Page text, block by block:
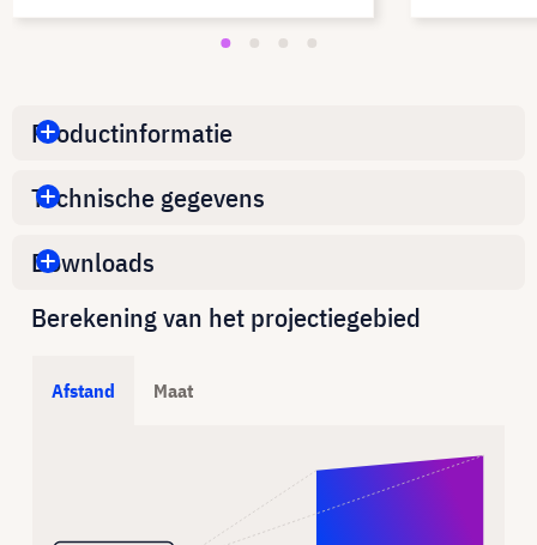
Productinformatie
Technische gegevens
Downloads
Berekening van het projectiegebied
Afstand Maat